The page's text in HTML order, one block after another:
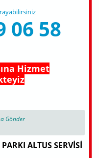
06 58
Hizmet
Gönder
ALTUS SERVISI